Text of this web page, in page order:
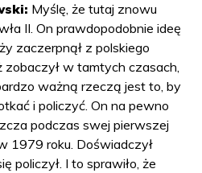
Myślę, że tutaj znowu
II. On prawdopodobnie ideę
zaczerpnął z polskiego
w tamtych czasach,
ważną rzeczą jest to, by
i policzyć. On na pewno
podczas swej pierwszej
1979 roku. Doświadczył
policzył. I to sprawiło, że